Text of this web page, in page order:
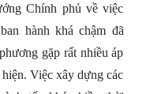
Chính phủ về việc
hành khá chậm đã
gặp rất nhiều áp
Việc xây dựng các